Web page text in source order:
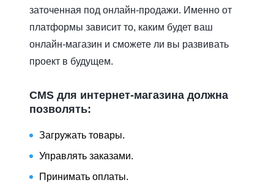
заточенная под онлайн-продажи. Именно от
платформы зависит то, каким будет ваш
онлайн-магазин и сможете ли вы развивать
проект в будущем.
CMS для интернет-магазина должна
позволять:
Загружать товары.
Управлять заказами.
Принимать оплаты.